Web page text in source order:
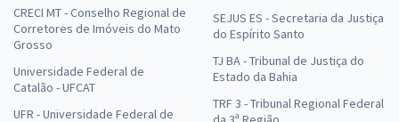
CRECI MT - Conselho Regional de
Corretores de Imóveis do Mato
Grosso
Universidade Federal de
Catalão - UFCAT
UFR - Universidade Federal de
SEJUS ES - Secretaria da Justiça
do Espírito Santo
TJ BA - Tribunal de Justiça do
Estado da Bahia
TRF 3 - Tribunal Regional Federal